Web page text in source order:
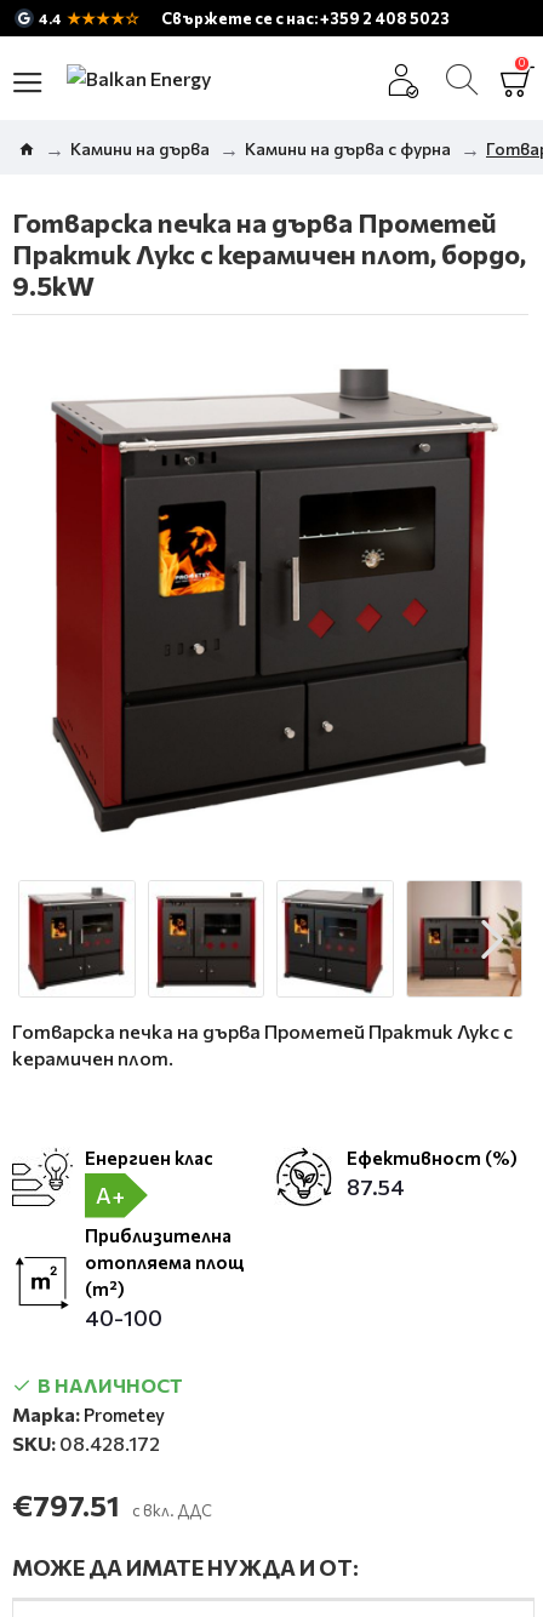
4.4 ★★★★☆ Свържете се с нас: +359 2 408 5023
0
Камини на дърва Камини на дърва с фурна
Готварска печка на дърва Прометей
Практик Лукс с керамичен плот, бордо,
9.5kW
Готварска печка на дърва Прометей Практик Лукс с
керамичен плот.
Енергиен клас
A+
Ефективност (%)
87.54
Приблизителна
отопляема площ
(m²)
40-100
В НАЛИЧНОСТ
Марка: Prometey
SKU: 08.428.172
€797.51 с вкл. ДДС
МОЖЕ ДА ИМАТЕ НУЖДА И ОТ: